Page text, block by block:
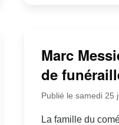
Marc
de
Publié le samedi 25
La famille du